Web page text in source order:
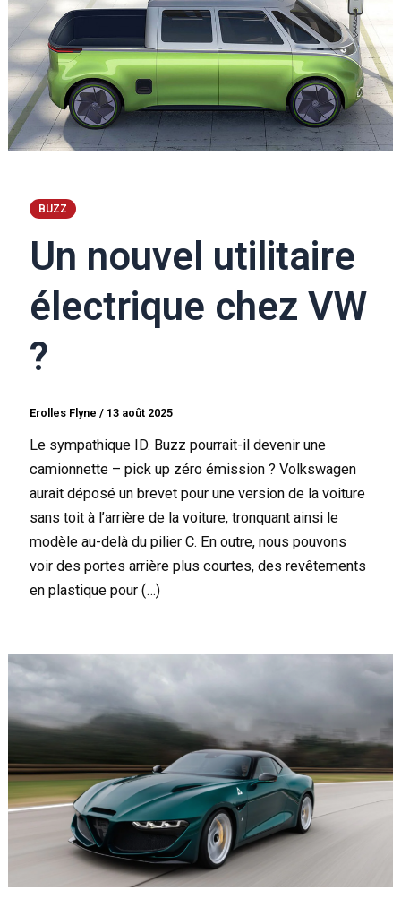
BUZZ
Un nouvel utilitaire
électrique chez VW
?
Erolles Flyne/ 13 août 2025
Le sympathique ID. Buzz pourrait-il devenir une
camionnette – pick up zéro émission ? Volkswagen
aurait déposé un brevet pour une version de la voiture
sans toit à l’arrière de la voiture, tronquant ainsi le
modèle au-delà du pilier C. En outre, nous pouvons
voir des portes arrière plus courtes, des revêtements
en plastique pour (…)